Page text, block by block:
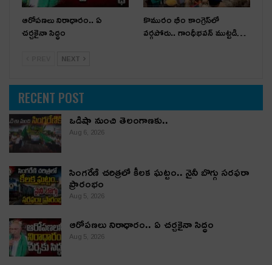
ఆరోపణలు నిరాధారం.. ఏ
చర్చకైనా సిద్ధం
కొమురం భీం కాంగ్రెస్‌లో
వర్గపోరు.. గాంధీభవన్ ముట్టడి…
NEXT
RECENT POST
ఒడిషా నుంచి తెలంగాణ‌కు..
Aug 6, 2026
సింగరేణి చరిత్రలో కీలక ఘట్టం.. నైనీ బొగ్గు సరఫరా
ప్రారంభం
Aug 5, 2026
ఆరోపణలు నిరాధారం.. ఏ చర్చకైనా సిద్ధం
Aug 5, 2026